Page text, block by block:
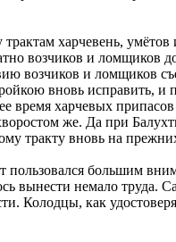
харчевень, умётов
возчиков и ломщиков
возчиков и ломщиков
вновь исправить,
время харчевых
же. Да при
тракту вновь на
пользовался большим
вынести немало труда.
Колодцы, как